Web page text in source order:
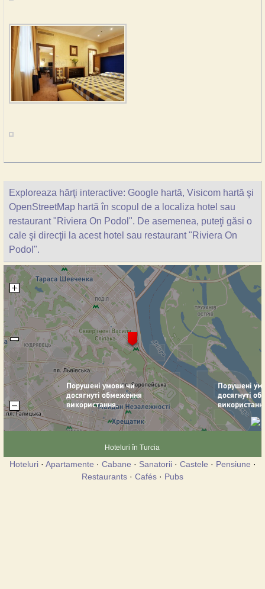
Exploreaza hărţi interactive: Google hartă, Visicom hartă şi
OpenStreetMap hartă în scopul de a localiza hotel sau
restaurant "Riviera On Podol". De asemenea, puteţi găsi o
cale şi direcţii la acest hotel sau restaurant "Riviera On
Podol".
Hoteluri în Turcia
Hoteluri· Apartamente · Cabane · Sanatorii· Castele · Pensiune ·
Restaurants · Cafés · Pubs